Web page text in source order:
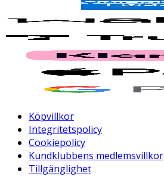
Köpvillkor
Integritetspolicy
Cookiepolicy
Kundklubbens medlemsvillkor
Tillgänglighet